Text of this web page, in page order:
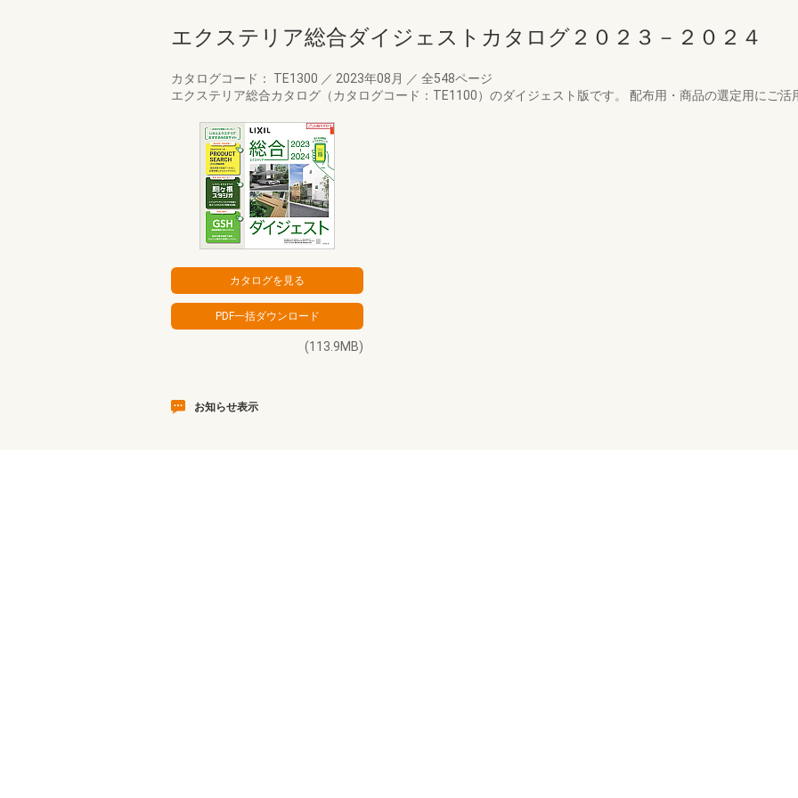
エクステリア総合ダイジェストカタログ２０２３－２０２４
カタログコード： TE1300 ／ 2023年08月 ／ 全548ページ
エクステリア総合カタログ（カタログコード：TE1100）のダイジェスト版です。 配布用・商品の選定用にご活
(113.9MB)
お知らせ表示